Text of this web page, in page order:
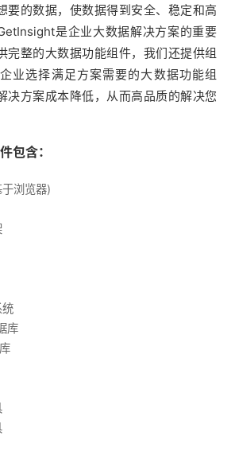
要的数据，使数据得到安全、稳定和高
是企业大数据解决方案的重要
完整的大数据功能组件，我们还提供组
业选择满足方案需要的大数据功能组
决方案成本降低，从而高品质的解决您
包含：
浏览器)
统
库